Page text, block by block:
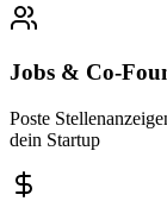
Jobs & Co-
Poste
dein Startup